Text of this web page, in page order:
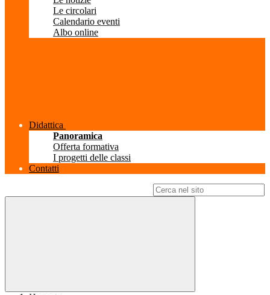
Le circolari
Calendario eventi
Albo online
Didattica
Panoramica
Offerta formativa
I progetti delle classi
Contatti